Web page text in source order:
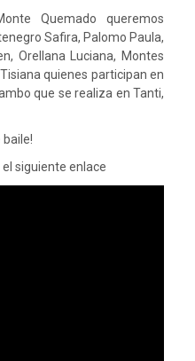
Quemado queremos
Safira, Palomo Paula,
Orellana Luciana, Montes
quienes participan en
que se realiza en Tanti,
baile!
siguiente enlace